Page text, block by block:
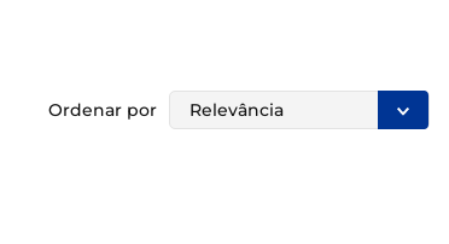
Ordenar por Relevância